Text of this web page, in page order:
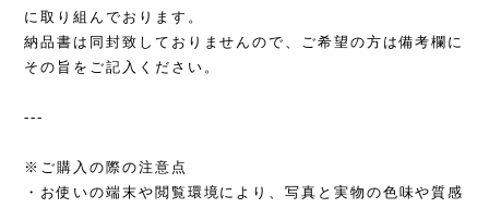
に取り組んでおります。
納品書は同封致しておりませんので、ご希望の方は備考欄に
その旨をご記入ください。
---
※ご購入の際の注意点
・お使いの端末や閲覧環境により、写真と実物の色味や質感